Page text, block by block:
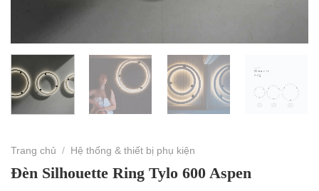
Trang chủ / Hệ thống & thiết bị phụ kiện
Đèn Silhouette Ring Tylo 600 Aspen